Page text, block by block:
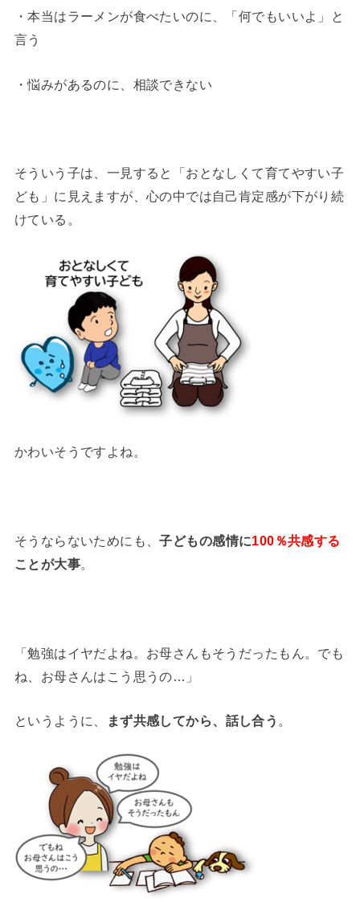
・本当はラーメンが食べたいのに、「何でもいいよ」と
言う
・悩みがあるのに、相談できない
そういう子は、一見すると「おとなしくて育てやすい子
ども」に見えますが、心の中では自己肯定感が下がり続
けている。
かわいそうですよね。
そうならないためにも、子どもの感情に100％共感する
ことが大事。
「勉強はイヤだよね。お母さんもそうだったもん。でも
ね、お母さんはこう思うの…」
というように、 まず共感してから、話し合う 。